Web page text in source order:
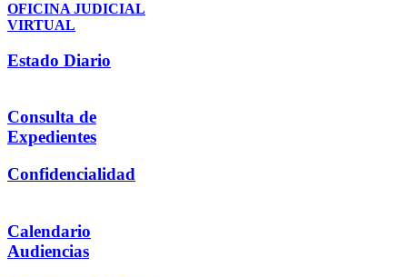
OFICINA JUDICIAL
VIRTUAL
Estado Diario
Consulta de
Expedientes
Confidencialidad
Calendario
Audiencias